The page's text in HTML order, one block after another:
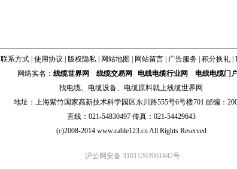
联系方式| 使用协议 版权隐私| 网站地图 网站留言| 广告服务| 积分换礼|
网络实名： 线缆世界网 线缆交易网 电线电缆行业网
电线电缆门
找电缆、 电缆设备、 电缆原料就上线缆世界网
地址：上海紫竹国家高新技术科学园区东川路555号6号楼701 邮编：
直线：021-54830497 传真：021-54429643
(c)2008-2014 www.cable123.cn All Rights Reserved
沪公网安备 31011202001842号